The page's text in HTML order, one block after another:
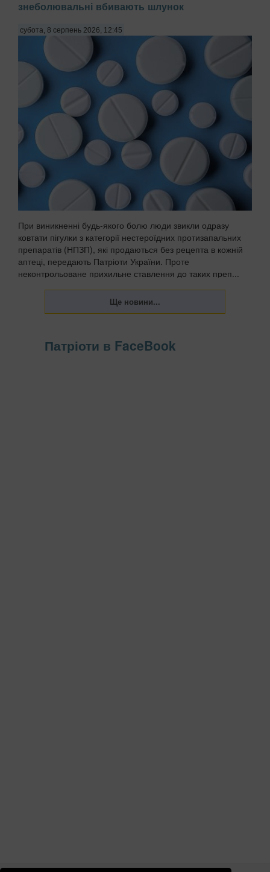
знеболювальні вбивають шлунок
субота, 8 серпень 2026, 12:45
При виникненні будь-якого болю люди звикли одразу
ковтати пігулки з категорії нестероїдних протизапальних
препаратів (НПЗП), які продаються без рецепта в кожній
аптеці, передають Патріоти України. Проте
неконтрольоване прихильне ставлення до таких преп...
Патріоти в FaceBook